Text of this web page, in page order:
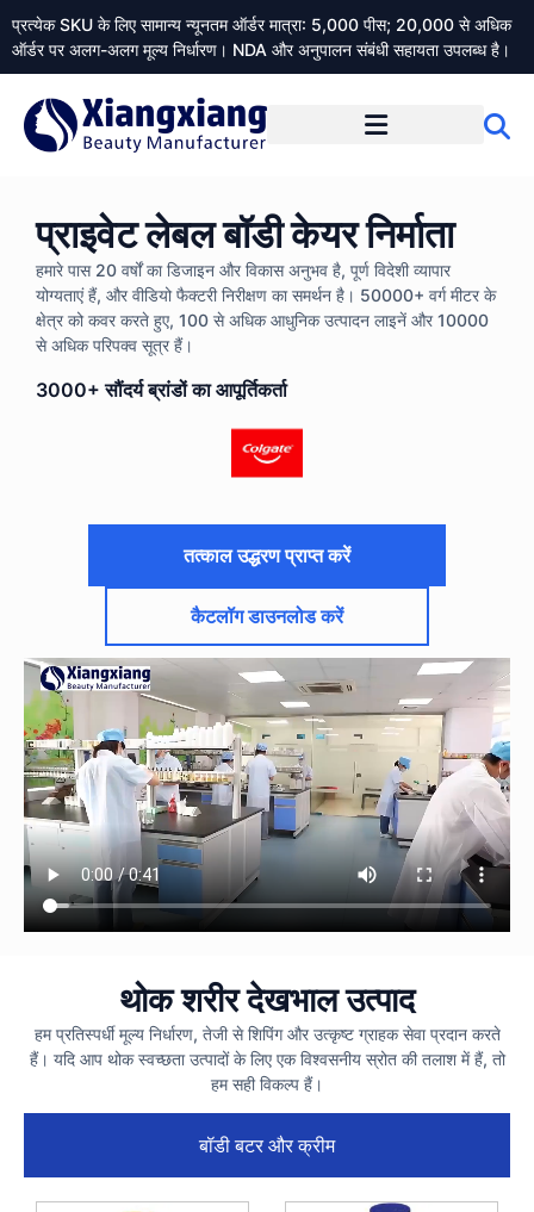
प्रत्येक SKU के लिए सामान्य न्यूनतम ऑर्डर मात्रा: 5,000 पीस; 20,000 से अधिक
ऑर्डर पर अलग-अलग मूल्य निर्धारण। NDA और अनुपालन संबंधी सहायता उपलब्ध है।
प्राइवेट लेबल बॉडी केयर निर्माता
हमारे पास 20 वर्षों का डिजाइन और विकास अनुभव है, पूर्ण विदेशी व्यापार
योग्यताएं हैं, और वीडियो फैक्टरी निरीक्षण का समर्थन है। 50000+ वर्ग मीटर के
क्षेत्र को कवर करते हुए, 100 से अधिक आधुनिक उत्पादन लाइनें और 10000
से अधिक परिपक्व सूत्र हैं।
3000+ सौंदर्य ब्रांडों का आपूर्तिकर्ता
तत्काल उद्धरण प्राप्त करें
कैटलॉग डाउनलोड करें
थोक शरीर देखभाल उत्पाद
हम प्रतिस्पर्धी मूल्य निर्धारण, तेजी से शिपिंग और उत्कृष्ट ग्राहक सेवा प्रदान करते
हैं। यदि आप थोक स्वच्छता उत्पादों के लिए एक विश्वसनीय स्रोत की तलाश में हैं, तो
हम सही विकल्प हैं।
बॉडी बटर और क्रीम